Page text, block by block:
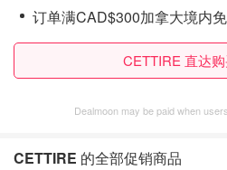
订单满CAD$300加拿大境内免
CETTIRE 直达
Dealmoon may be paid when
CETTIRE 的全部促销商品